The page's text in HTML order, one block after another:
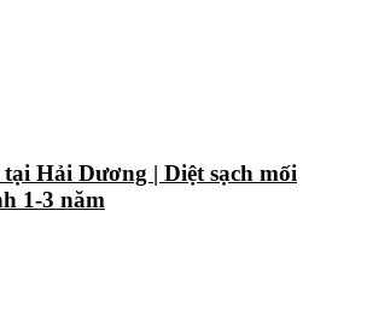
Hải Dương | Diệt sạch mối
1-3 năm